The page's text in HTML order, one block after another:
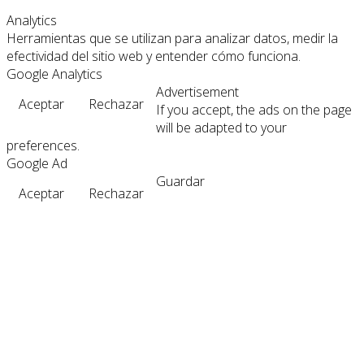
Analytics
Herramientas que se utilizan para analizar datos, medir la
efectividad del sitio web y entender cómo funciona.
Google Analytics
Aceptar
Rechazar
Advertisement
If you accept, the ads on the page
will be adapted to your
preferences.
Google Ad
Aceptar
Rechazar
Guardar